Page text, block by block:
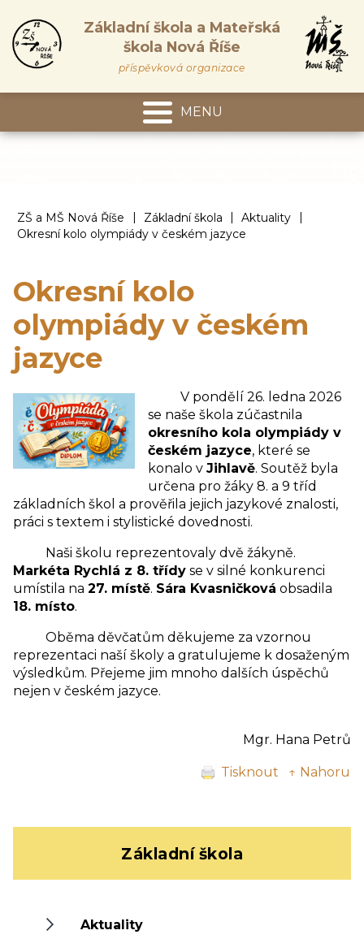
Základní škola a Mateřská
škola Nová Říše
příspěvková organizace
MENU
ZŠ a MŠ Nová Říše | Základní škola | Aktuality
|
Okresní kolo olympiády v českém jazyce
Okresní kolo
olympiády v českém
jazyce
V pondělí 26. ledna 2026
se naše škola zúčastnila
okresního kola olympiády v
českém jazyce, které se
konalo v Jihlavě. Soutěž byla
určena pro žáky 8. a 9 tříd
základních škol a prověřila jejich jazykové znalosti,
práci s textem i stylistické dovednosti.
Naši školu reprezentovaly dvě žákyně.
Markéta Rychlá z 8. třídy se v silné konkurenci
umístila na 27. místě. Sára Kvasničková obsadila
18. místo.
Oběma děvčatům děkujeme za vzornou
reprezentaci naší školy a gratulujeme k dosaženým
výsledkům. Přejeme jim mnoho dalších úspěchů
nejen v českém jazyce.
Mgr. Hana Petrů
Tisknout ↑ Nahoru
Základní škola
Aktuality